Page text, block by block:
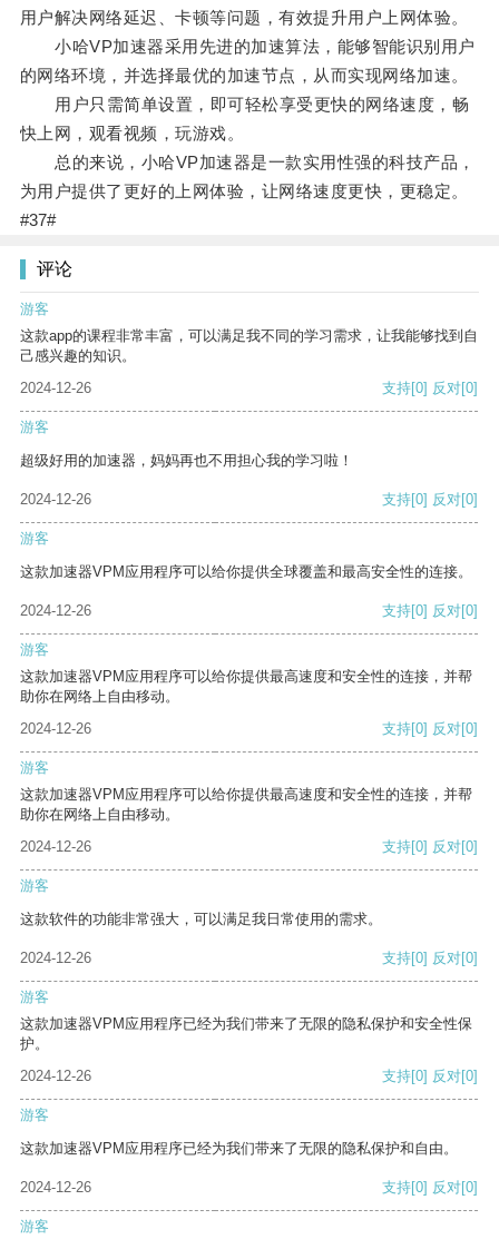
用户解决网络延迟、卡顿等问题，有效提升用户上网体验。
小哈VP加速器采用先进的加速算法，能够智能识别用户
的网络环境，并选择最优的加速节点，从而实现网络加速。
用户只需简单设置，即可轻松享受更快的网络速度，畅
快上网，观看视频，玩游戏。
总的来说，小哈VP加速器是一款实用性强的科技产品，
为用户提供了更好的上网体验，让网络速度更快，更稳定。
#37#
评论
游客
这款app的课程非常丰富，可以满足我不同的学习需求，让我能够找到自
己感兴趣的知识。
2024-12-26
支持[0] 反对[0]
游客
超级好用的加速器，妈妈再也不用担心我的学习啦！
2024-12-26 支持[0] 反对[0]
游客
这款加速器VPM应用程序可以给你提供全球覆盖和最高安全性的连接。
2024-12-26 支持[0] 反对[0]
游客
这款加速器VPM应用程序可以给你提供最高速度和安全性的连接，并帮
助你在网络上自由移动。
2024-12-26
支持[0] 反对[0]
游客
这款加速器VPM应用程序可以给你提供最高速度和安全性的连接，并帮
助你在网络上自由移动。
2024-12-26
支持[0] 反对[0]
游客
这款软件的功能非常强大，可以满足我日常使用的需求。
2024-12-26 支持[0] 反对[0]
游客
这款加速器VPM应用程序已经为我们带来了无限的隐私保护和安全性保
护。
2024-12-26
支持[0] 反对[0]
游客
这款加速器VPM应用程序已经为我们带来了无限的隐私保护和自由。
2024-12-26 支持[0] 反对[0]
游客